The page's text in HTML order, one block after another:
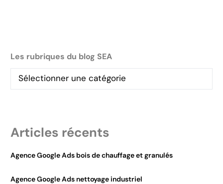
Les rubriques du blog SEA
Articles récents
Agence Google Ads bois de chauffage et granulés
Agence Google Ads nettoyage industriel